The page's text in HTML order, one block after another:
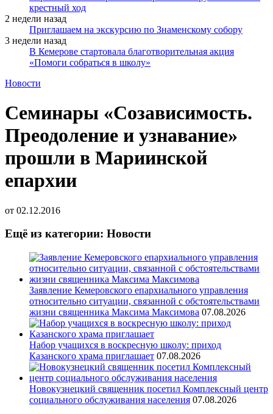
крестный ход
2 недели назад
Приглашаем на экскурсию по Знаменскому собору
3 недели назад
В Кемерове стартовала благотворительная акция
«Помоги собраться в школу»
Новости
Семинары «Созависимость.
Преодоление и узнавание»
прошли в Мариинской
епархии
от 02.12.2016
Ещё из категории: Новости
Заявление Кемеровского епархиального управления
относительно ситуации, связанной с обстоятельствами
жизни священника Максима Максимова 07.08.2026
Набор учащихся в воскресную школу: приход
Казанского храма приглашает 07.08.2026
Новокузнецкий священник посетил Комплексный центр
социального обслуживания населения 07.08.2026